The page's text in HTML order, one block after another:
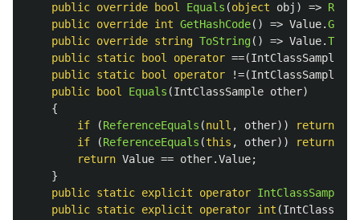
public override bool Equals (object obj ) =>
public override int GetHashCode() => Value.
public override string ToString() => Value.
public static bool operator ==(IntClassSample
public static bool operator !=(IntClassSample
public
bool Equals (IntClassSample other)
{
if
(ReferenceEquals (null , other)) return
if
(ReferenceEquals (this , other)) return
return Value == other.Value;
}
public static explicit operator IntClassSample
public static explicit operator int (